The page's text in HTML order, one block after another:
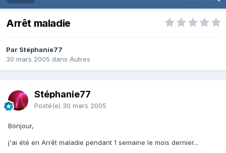
Arrêt maladie
Par Stéphanie77
30 mars 2005 dans Autres
Stéphanie77
Posté(e) 30 mars 2005
Bonjour,
j'ai été en Arrêt maladie pendant 1 semaine le mois dernier...